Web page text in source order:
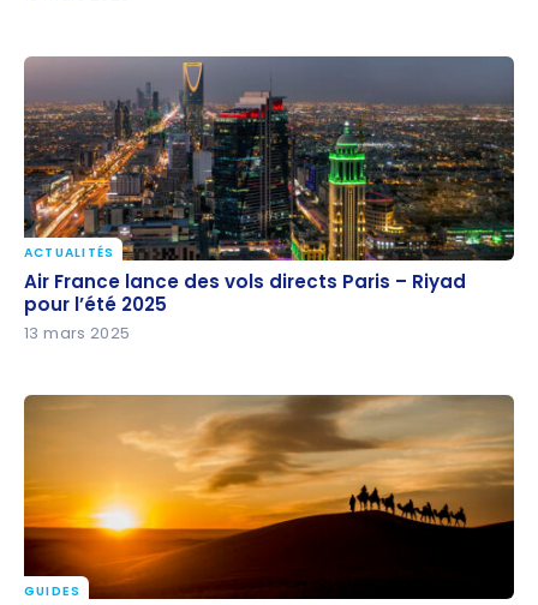
Air France lance des vols directs Paris – Riyad pour
l’été 2025
ACTUALITÉS
Air France lance des vols directs Paris – Riyad
pour l’été 2025
13 mars 2025
GUIDES